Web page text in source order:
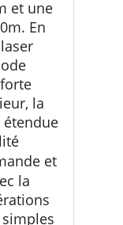
et une
En
la
et
la